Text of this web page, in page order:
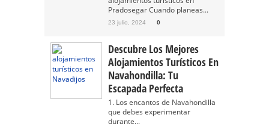
Pradosegar Cuando planeas...
23 julio, 2024 0
Descubre Los Mejores
Alojamientos Turísticos En
Navahondilla: Tu
Escapada Perfecta
1. Los encantos de Navahondilla
que debes experimentar
durante...